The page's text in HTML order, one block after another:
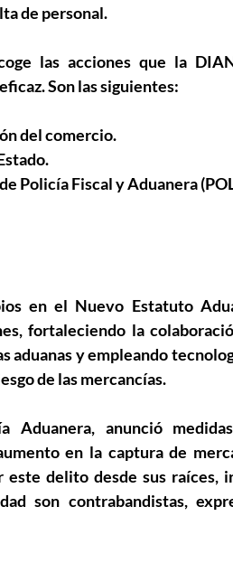
de personal.
las acciones que la
Son las siguientes:
del comercio.
Policía Fiscal y Aduanera
en el Nuevo Estatuto
fortaleciendo la
aduanas y empleando
de las mercancías.
anunció
en la captura de
este delito desde sus raíces,
son contrabandistas,